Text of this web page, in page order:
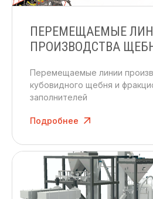
ПЕРЕМЕЩАЕМЫЕ
ПРОИЗВОДСТВА
Перемещаемые линии
кубовидного щебня и
заполнителей
Подробнее